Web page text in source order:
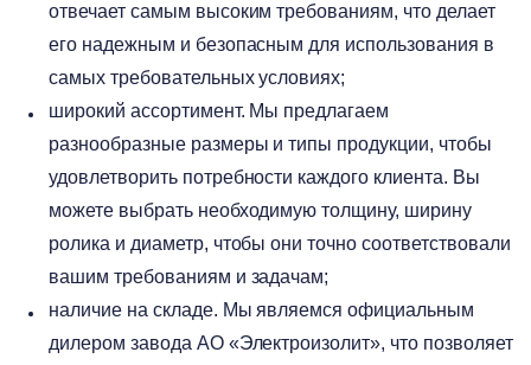
отвечает самым высоким требованиям, что делает
его надежным и безопасным для использования в
самых требовательных условиях;
широкий ассортимент. Мы предлагаем
разнообразные размеры и типы продукции, чтобы
удовлетворить потребности каждого клиента. Вы
можете выбрать необходимую толщину, ширину
ролика и диаметр, чтобы они точно соответствовали
вашим требованиям и задачам;
наличие на складе. Мы являемся официальным
дилером завода АО «Электроизолит», что позволяет